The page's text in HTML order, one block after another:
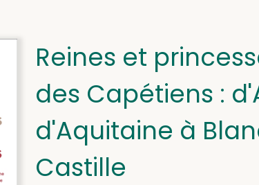
Reines et
des Capétiens :
d'Aquitaine à
Castille